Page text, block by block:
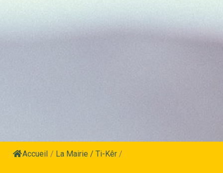
Accueil / La Mairie / Ti-Kêr /